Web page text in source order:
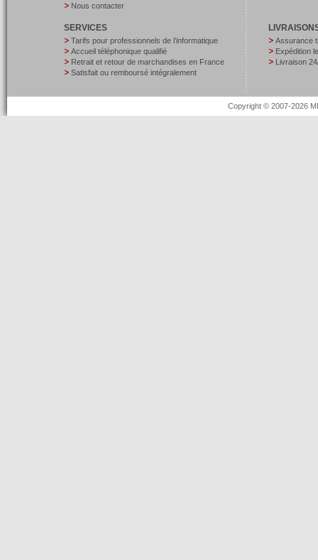
Nous contacter
SERVICES
Tarifs pour professionnels de l’informatique
Accueil téléphonique qualifié
Retrait et retour de marchandises en France
Satisfait ou remboursé intégralement
Assurance
Expédition
Livraison
Copyright © 2007-2026